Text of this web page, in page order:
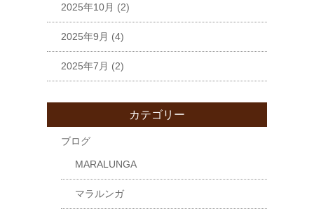
2025年10月 (2)
2025年9月 (4)
2025年7月 (2)
カテゴリー
ブログ
MARALUNGA
マラルンガ